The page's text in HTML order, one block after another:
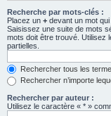
Recherche par mots-clés :
Placez un + devant un mot
Saisissez une suite de mots
mots doit être trouvé. Utilisez
partielles.
Rechercher tous les
Rechercher n’importe
Rechercher par auteur :
Utilisez le caractère « * »